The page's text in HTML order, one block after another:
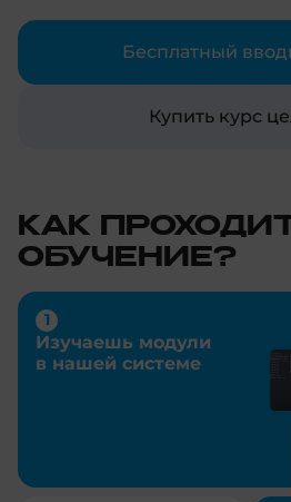
Бесплатный
Купить курс
КАК
ОБУЧЕНИЕ?
Изучаешь модули
в нашей системе